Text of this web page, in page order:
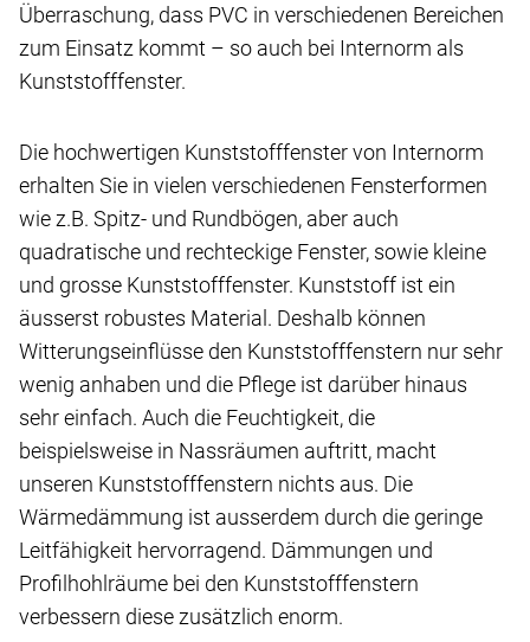
Überraschung, dass PVC in verschiedenen Bereichen
zum Einsatz kommt – so auch bei Internorm als
Kunststofffenster.
Die hochwertigen Kunststofffenster von Internorm
erhalten Sie in vielen verschiedenen Fensterformen
wie z.B. Spitz- und Rundbögen, aber auch
quadratische und rechteckige Fenster, sowie kleine
und grosse Kunststofffenster. Kunststoff ist ein
äusserst robustes Material. Deshalb können
Witterungseinflüsse den Kunststofffenstern nur sehr
wenig anhaben und die Pflege ist darüber hinaus
sehr einfach. Auch die Feuchtigkeit, die
beispielsweise in Nassräumen auftritt, macht
unseren Kunststofffenstern nichts aus. Die
Wärmedämmung ist ausserdem durch die geringe
Leitfähigkeit hervorragend. Dämmungen und
Profilhohlräume bei den Kunststofffenstern
verbessern diese zusätzlich enorm.